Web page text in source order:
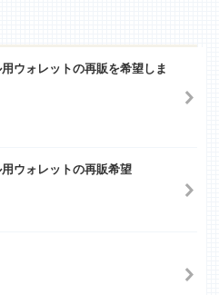
ウォレットの再販を希望しま
ウォレットの再販希望